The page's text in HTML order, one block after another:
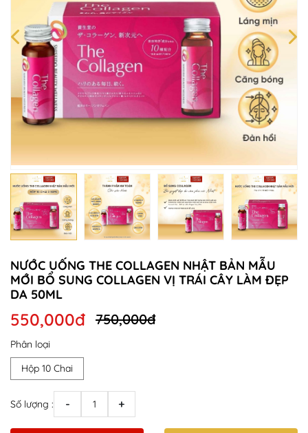
NƯỚC UỐNG THE COLLAGEN NHẬT BẢN MẪU
MỚI BỔ SUNG COLLAGEN VỊ TRÁI CÂY LÀM ĐẸP
DA 50ML
550,000đ 750,000đ
Phân loại
Hộp 10 Chai
Số lượng : - +